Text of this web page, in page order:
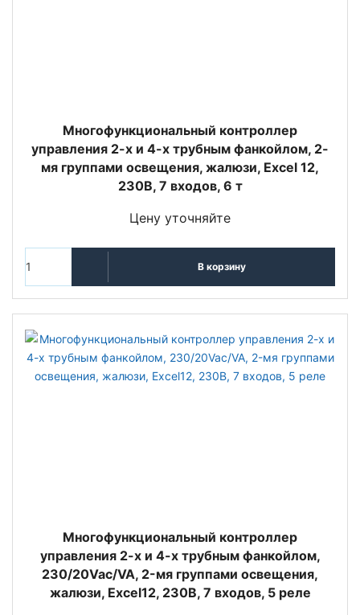
Многофункциональный контроллер
управления 2-х и 4-х трубным фанкойлом, 2-
мя группами освещения, жалюзи, Excel 12,
230В, 7 входов, 6 т
Цену уточняйте
В корзину
Многофункциональный контроллер
управления 2-х и 4-х трубным фанкойлом,
230/20Vac/VA, 2-мя группами освещения,
жалюзи, Excel12, 230В, 7 входов, 5 реле